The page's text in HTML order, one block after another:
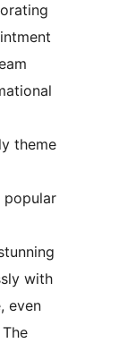
theme
popular
with
even